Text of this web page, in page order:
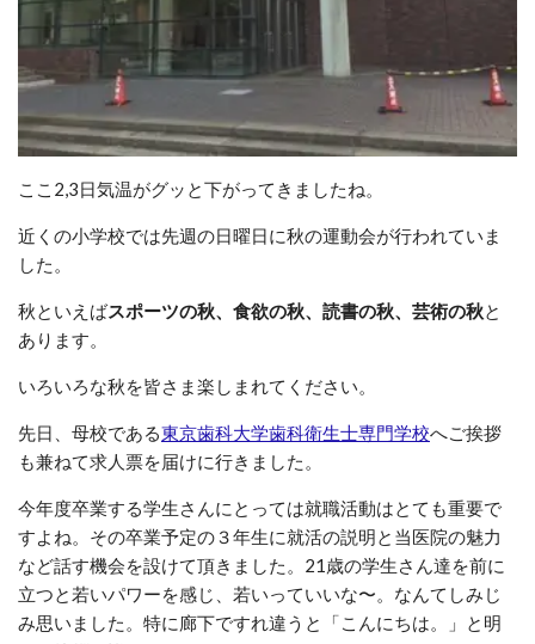
ここ2,3日気温がグッと下がってきましたね。
近くの小学校では先週の日曜日に秋の運動会が行われていま
した。
秋といえばスポーツの秋、食欲の秋、読書の秋、芸術の秋と
あります。
いろいろな秋を皆さま楽しまれてください。
先日、母校である東京歯科大学歯科衛生士専門学校へご挨拶
も兼ねて求人票を届けに行きました。
今年度卒業する学生さんにとっては就職活動はとても重要で
すよね。その卒業予定の３年生に就活の説明と当医院の魅力
など話す機会を設けて頂きました。21歳の学生さん達を前に
立つ と若いパワーを感じ、若いっていいな〜。なんてしみじ
み思いました。特に廊下ですれ違うと「こんにちは。」と明